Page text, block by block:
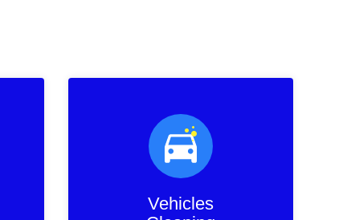
Vehicles